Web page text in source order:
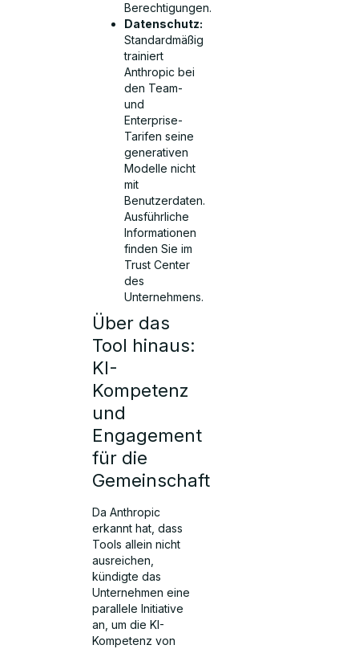
Berechtigungen.
Datenschutz:
Standardmäßig
trainiert
Anthropic bei
den Team-
und
Enterprise-
Tarifen seine
generativen
Modelle nicht
mit
Benutzerdaten.
Ausführliche
Informationen
finden Sie im
Trust Center
des
Unternehmens.
Über das
Tool hinaus:
KI-
Kompetenz
und
Engagement
für die
Gemeinschaft
Da Anthropic
erkannt hat, dass
Tools allein nicht
ausreichen,
kündigte das
Unternehmen eine
parallele Initiative
an, um die KI-
Kompetenz von